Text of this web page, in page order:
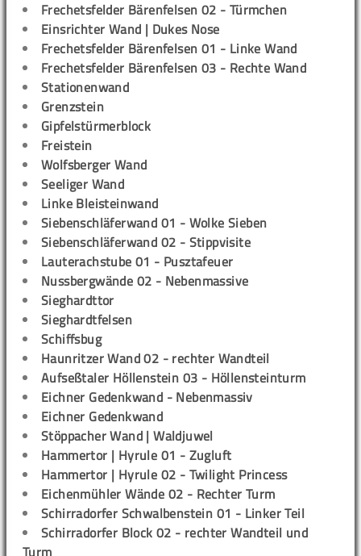
Frechetsfelder Bärenfelsen 02 - Türmchen
Einsrichter Wand | Dukes Nose
Frechetsfelder Bärenfelsen 01 - Linke Wand
Frechetsfelder Bärenfelsen 03 - Rechte Wand
Stationenwand
Grenzstein
Gipfelstürmerblock
Freistein
Wolfsberger Wand
Seeliger Wand
Linke Bleisteinwand
Siebenschläferwand 01 - Wolke Sieben
Siebenschläferwand 02 - Stippvisite
Lauterachstube 01 - Pusztafeuer
Nussbergwände 02 - Nebenmassive
Sieghardttor
Sieghardtfelsen
Schiffsbug
Haunritzer Wand 02 - rechter Wandteil
Aufseßtaler Höllenstein 03 - Höllensteinturm
Eichner Gedenkwand - Nebenmassiv
Eichner Gedenkwand
Stöppacher Wand | Waldjuwel
Hammertor | Hyrule 01 - Zugluft
Hammertor | Hyrule 02 - Twilight Princess
Eichenmühler Wände 02 - Rechter Turm
Schirradorfer Schwalbenstein 01 - Linker Teil
Schirradorfer Block 02 - rechter Wandteil und
Turm